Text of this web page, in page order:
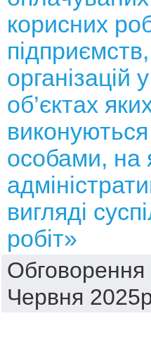
корисних
організацій
об’єктах
виконуються
особами, на
вигляді
робіт»
Червня